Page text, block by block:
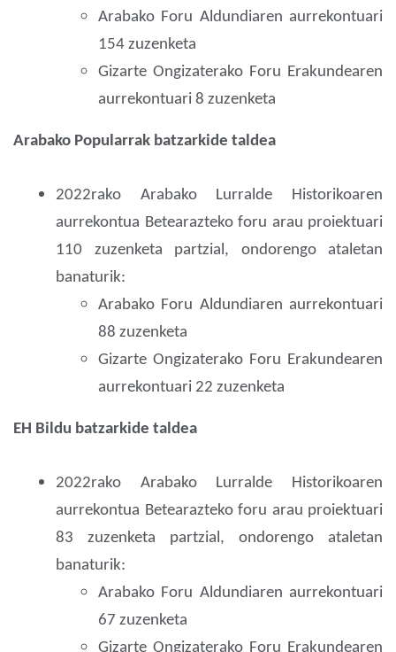
Arabako Foru Aldundiaren aurrekontuari
154 zuzenketa
Gizarte Ongizaterako Foru Erakundearen
aurrekontuari 8 zuzenketa
Arabako Popularrak batzarkide taldea
2022rako Arabako Lurralde Historikoaren
aurrekontua Betearazteko foru arau proiektuari
110 zuzenketa partzial, ondorengo ataletan
banaturik:
Arabako Foru Aldundiaren aurrekontuari
88 zuzenketa
Gizarte Ongizaterako Foru Erakundearen
aurrekontuari 22 zuzenketa
EH Bildu batzarkide taldea
2022rako Arabako Lurralde Historikoaren
aurrekontua Betearazteko foru arau proiektuari
83 zuzenketa partzial, ondorengo ataletan
banaturik:
Arabako Foru Aldundiaren aurrekontuari
67 zuzenketa
Gizarte Ongizaterako Foru Erakundearen